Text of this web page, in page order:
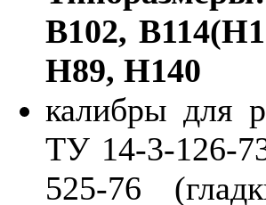
В102,
Н89, Н140
калибры для
ТУ 14-3-126-
525-76